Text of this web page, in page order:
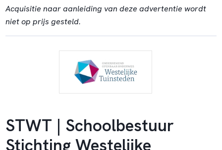
Acquisitie naar aanleiding van deze advertentie wordt
niet op prijs gesteld.
STWT | Schoolbestuur
Stichting Westelijke